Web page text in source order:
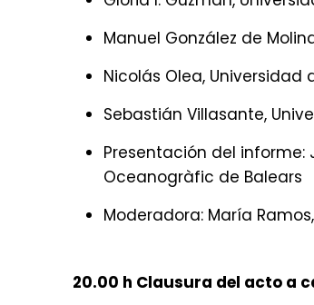
Manuel González de
Nicolás Olea, Universidad
Sebastián Villasante,
Presentación del
Oceanogràfic de Balears
Moderadora: María
20.00 h Clausura del acto a